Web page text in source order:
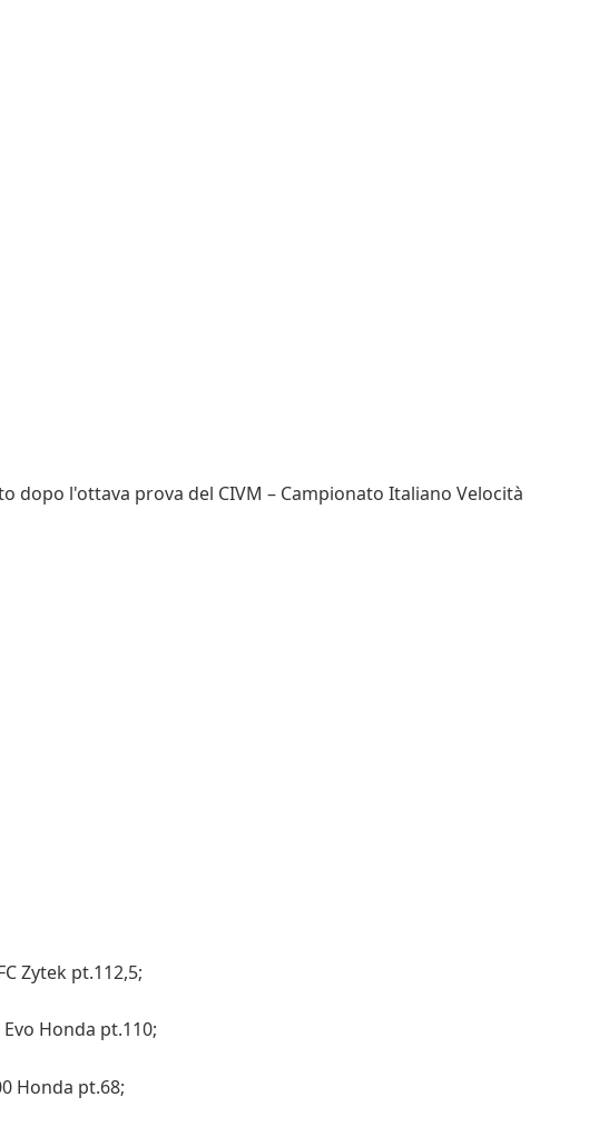
dopo l'ottava prova del CIVM – Campionato Italiano Velocità
Zytek pt.112,5;
Honda pt.110;
Honda pt.68;